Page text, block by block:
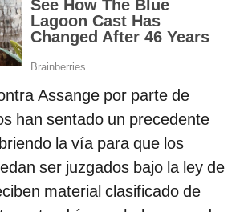
Assange por parte de
han sentado un precedente
la vía para que los
ser juzgados bajo la ley de
material clasificado de